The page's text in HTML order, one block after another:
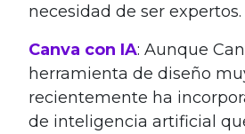
necesidad de ser expertos.
Canva con IA: Aunque
herramienta de diseño
recientemente ha
de inteligencia artificial